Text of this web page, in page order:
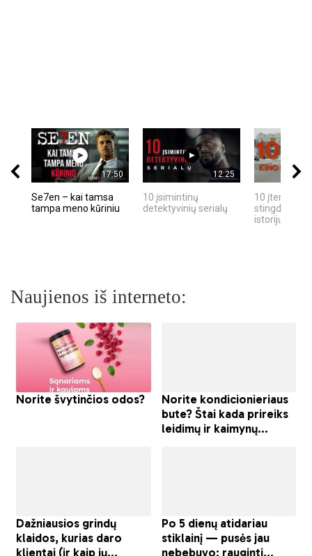
17:50
Se7en – kai tamsa
tampa meno kūriniu
12:25
10 įsimintinų
detektyvinių serialų
10 įtemptų,
stingdančių
istorijų
Naujienos iš interneto: